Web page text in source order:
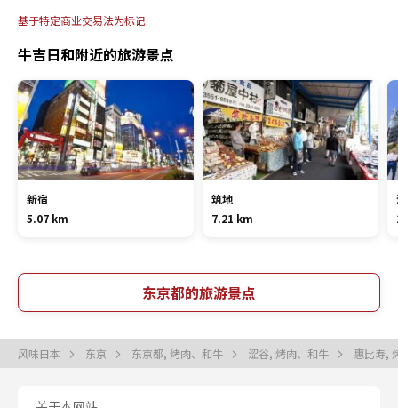
基于特定商业交易法为标记
牛吉日和附近的旅游景点
新宿
5.07 km
筑地
7.21 km
东京都的旅游景点
风味日本 东京 东京都, 烤肉、和牛 涩谷, 烤肉、和牛 惠比寿,